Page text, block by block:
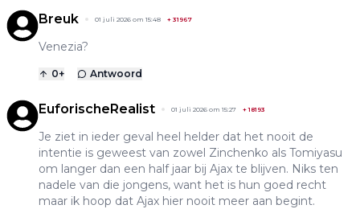
Breuk 01 juli 2026 om 15:48 + 31967
Venezia?
0+ Antwoord
EuforischeRealist 01 juli 2026 om 15:27 +18193
Je ziet in ieder geval heel helder dat het nooit de
intentie is geweest van zowel Zinchenko als Tomiyasu
om langer dan een half jaar bij Ajax te blijven. Niks ten
nadele van die jongens, want het is hun goed recht
maar ik hoop dat Ajax hier nooit meer aan begint.